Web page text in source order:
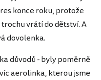
konce roku, protože
vrátí do dětství. A
dovolenka.
důvodů - byly poměrně
aerolinka, kterou jsme